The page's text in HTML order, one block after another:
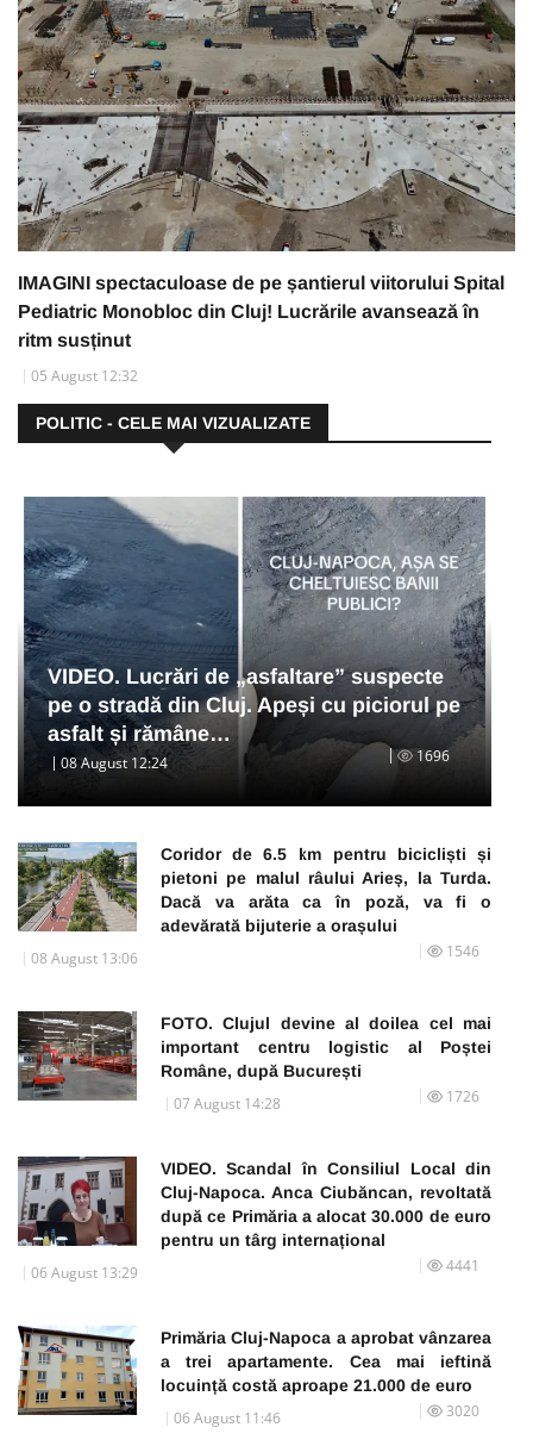
IMAGINI spectaculoase de pe șantierul viitorului Spital
Pediatric Monobloc din Cluj! Lucrările avansează în
ritm susținut
05 August 12:32
POLITIC - CELE MAI VIZUALIZATE
VIDEO. Lucrări de „asfaltare” suspecte
pe o stradă din Cluj. Apeși cu piciorul pe
asfalt și rămâne…
08 August 12:24 1696
Coridor de 6.5 km pentru bicicliști și
pietoni pe malul râului Arieș, la Turda.
Dacă va arăta ca în poză, va fi o
adevărată bijuterie a orașului
08 August 13:06 1546
FOTO. Clujul devine al doilea cel mai
important centru logistic al Poștei
Române, după București
07 August 14:28 1726
VIDEO. Scandal în Consiliul Local din
Cluj-Napoca. Anca Ciubăncan, revoltată
după ce Primăria a alocat 30.000 de euro
pentru un târg internațional
06 August 13:29 4441
Primăria Cluj-Napoca a aprobat vânzarea
a trei apartamente. Cea mai ieftină
locuință costă aproape 21.000 de euro
06 August 11:46 3020